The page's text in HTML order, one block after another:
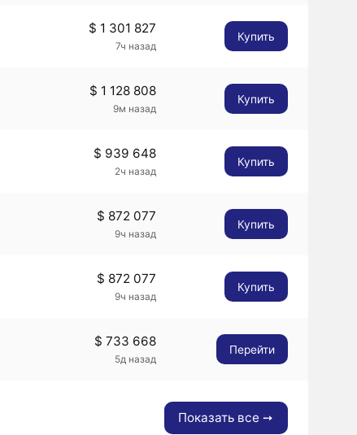
$ 1 301 827
7ч назад
Купить
$ 1 128 808
9м назад
Купить
$ 939 648
2ч назад
Купить
$ 872 077
9ч назад
Купить
$ 872 077
9ч назад
Купить
$ 733 668
5д назад
Перейти
Показать все ➙